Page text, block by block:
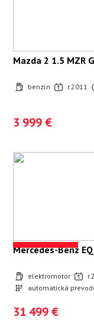
Mazda 2 1.5 MZR
benzín r.2011
3 999 €
Mercedes-Benz
elektromotor
automatická
31 499 €